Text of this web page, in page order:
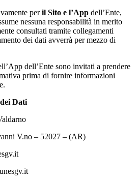
peril Sito e l’App dell’Ente,
nessuna responsabilità in merito
consultati tramite collegamenti
dei dati avverrà per mezzo di
dell’Ente sono invitati a prendere
prima di fornire informazioni
Dati
V.no – 52027 – (AR)